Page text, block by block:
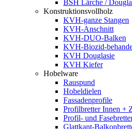
BSH Lärche /
Konstruktionsvollholz
KVH-ganze Stangen
KVH-Anschnitt
KVH-DUO-Balken
KVH-Biozid-
KVH Douglasie
KVH Kiefer
Hobelware
Rauspund
Hobeldielen
Fassadenprofile
Profilbretter Innen +
Profil- und
Glattkant-